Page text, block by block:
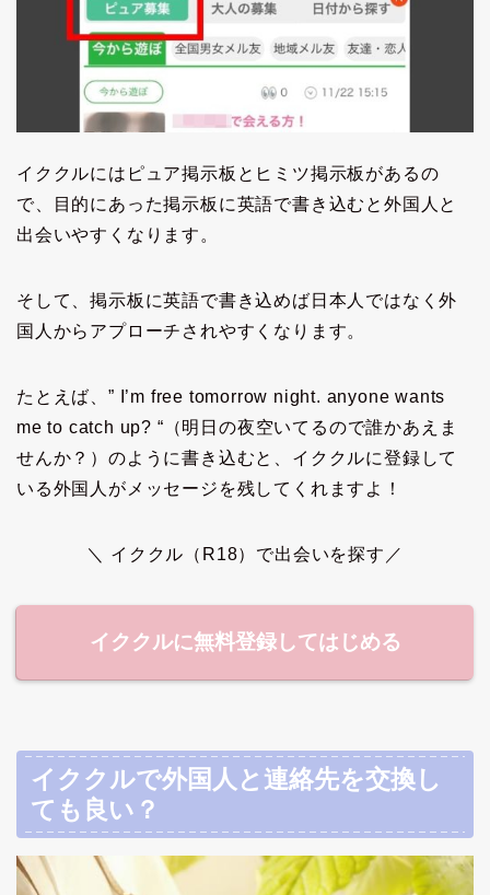
イククルにはピュア掲示板とヒミツ掲示板があるの
で、目的にあった掲示板に英語で書き込むと外国人と
出会いやすくなります。
そして、掲示板に英語で書き込めば日本人ではなく外
国人からアプローチされやすくなります。
たとえば、” I’m free tomorrow night. anyone wants
me to catch up? “（明日の夜空いてるので誰かあえま
せんか？）のように書き込むと、イククルに登録して
いる外国人がメッセージを残してくれますよ！
＼ イククル（R18）で出会いを探す／
イククルに無料登録してはじめる
イククルで外国人と連絡先を交換し
ても良い？